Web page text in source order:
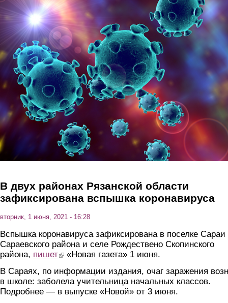
Перейти к основному содержанию
В двух районах Рязанской области
зафиксирована вспышка коронавируса
вторник, 1 июня, 2021 - 16:28
Вспышка коронавируса зафиксирована в поселке Сараи
Сараевского района и селе Рождествено Скопинского
района, пишет(link is external)
«Новая газета» 1 июня.
В Сараях, по информации издания, очаг заражения
в школе: заболела учительница начальных классов.
Подробнее — в выпуске «Новой» от 3 июня.